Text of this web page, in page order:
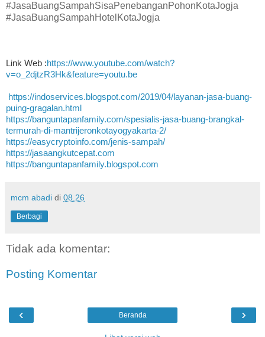
#JasaBuangSampahSisaPenebanganPohonKotaJogja
#JasaBuangSampahHotelKotaJogja
Link Web :https://www.youtube.com/watch?
v=o_2djtzR3Hk&feature=youtu.be
https://indoservices.blogspot.com/2019/04/layanan-jasa-buang-
puing-gragalan.html
https://banguntapanfamily.com/spesialis-jasa-buang-brangkal-
termurah-di-mantrijeronkotayogyakarta-2/
https://easycryptoinfo.com/jenis-sampah/
https://jasaangkutcepat.com
https://banguntapanfamily.blogspot.com
mcm abadi di 08.26
Berbagi
Tidak ada komentar:
Posting Komentar
‹ ›
Beranda